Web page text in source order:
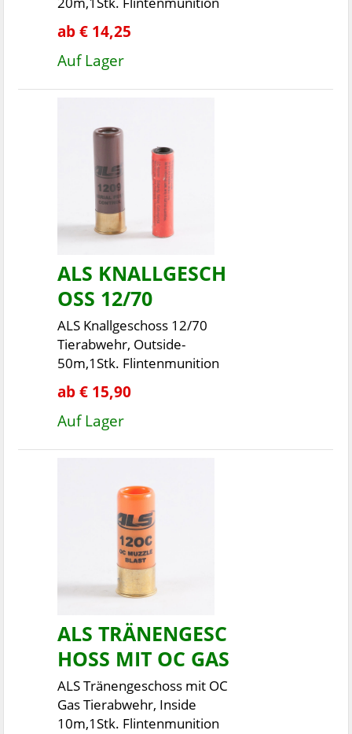
ab € 14,25
Auf Lager
ALS KNALLGESCH
OSS 12/70
ALS Knallgeschoss 12/70
Tierabwehr, Outside-
50m,1Stk. Flintenmunition
ab € 15,90
Auf Lager
ALS TRÄNENGESC
HOSS MIT OC GAS
ALS Tränengeschoss mit OC
Gas Tierabwehr, Inside
10m,1Stk. Flintenmunition